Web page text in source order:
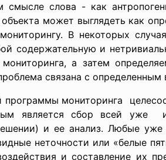
слова - как
может выглядеть как
В некоторых
содержательную и
а затем
связана с
мониторинга
является сбор всей
и ее анализ. Любые уже
неточности или «белые
и составление их